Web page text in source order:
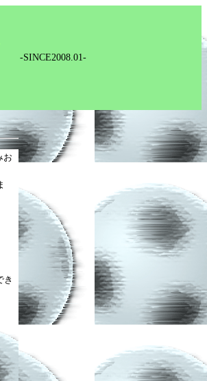
-SINCE2008.01-